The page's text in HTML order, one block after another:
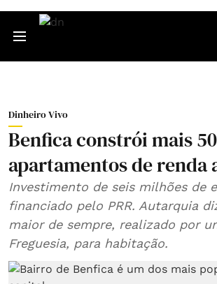
Dinheiro Vivo
Benfica constrói mais 50
apartamentos de renda
Investimento de seis milhões de
financiado pelo PRR. Autarquia
maior de sempre, realizado por
Freguesia, para habitação.